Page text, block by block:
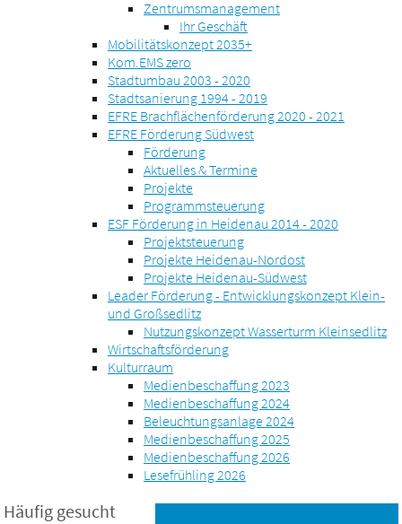
Zentrumsmanagement
Ihr Geschäft
Mobilitätskonzept 2035+
Kom.EMS zero
Stadtumbau 2003 - 2020
Stadtsanierung 1994 - 2019
EFRE Brachflächenförderung 2020 - 2021
EFRE Förderung Südwest
Förderung
Aktuelles & Termine
Projekte
Programmsteuerung
ESF Förderung in Heidenau 2014 - 2020
Projektsteuerung
Projekte Heidenau-Nordost
Projekte Heidenau-Südwest
Leader Förderung - Entwicklungskonzept Klein-
und Großsedlitz
Nutzungskonzept Wasserturm Kleinsedlitz
Wirtschaftsförderung
Kulturraum
Medienbeschaffung 2023
Medienbeschaffung 2024
Beleuchtungsanlage 2024
Medienbeschaffung 2025
Medienbeschaffung 2026
Lesefrühling 2026
Häufig gesucht